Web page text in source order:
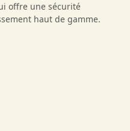
offre une sécurité
haut de gamme.